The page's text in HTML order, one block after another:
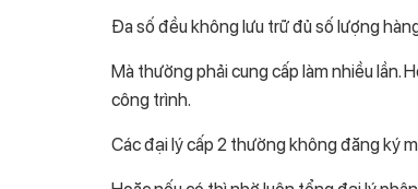
Đa số đều không lưu trữ đủ số lượng
Mà thường phải cung cấp làm nhiều lần.
công trình.
Các đại lý cấp 2 thường không đăng ký